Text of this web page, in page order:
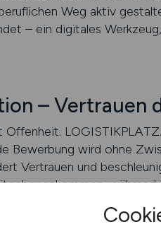
Weg aktiv
– ein digitales
– Vertrauen
Bewerbung wird ohne
Vertrauen und
ankommen, während
Transparenz ist der
einen digitalen Raum, in